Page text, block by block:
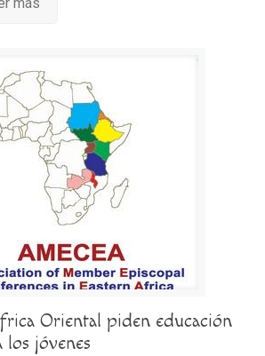
Oriental piden educación
jóvenes